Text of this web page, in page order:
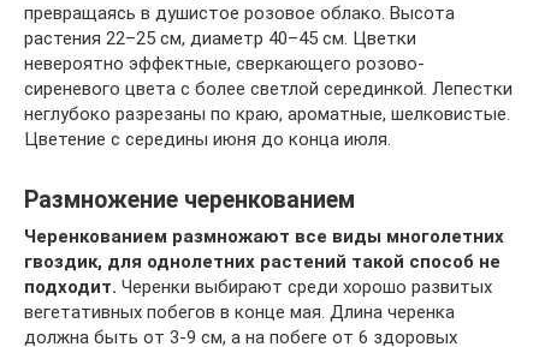
превращаясь в душистое розовое облако. Высота
растения 22–25 см, диаметр 40–45 см. Цветки
невероятно эффектные, сверкающего розово-
сиреневого цвета с более светлой серединкой. Лепестки
неглубоко разрезаны по краю, ароматные, шелковистые.
Цветение с середины июня до конца июля.
Размножение черенкованием
Черенкованием размножают все виды многолетних
гвоздик, для однолетних растений такой способ не
подходит. Черенки выбирают среди хорошо развитых
вегетативных побегов в конце мая. Длина черенка
должна быть от 3-9 см, а на побеге от 6 здоровых